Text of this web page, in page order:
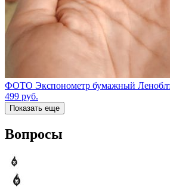
ФОТО Экспонометр бумажный
499 руб.
Показать еще
Вопросы